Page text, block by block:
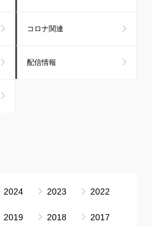
コロナ関連
配信情報
2024 2023 2022
2019 2018 2017